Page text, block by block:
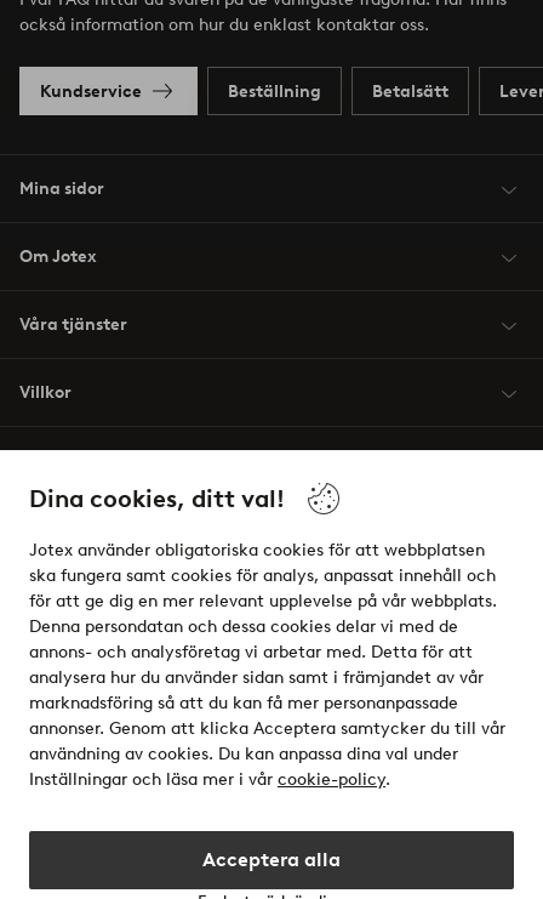
Dina cookies, ditt val!
Jotex använder obligatoriska cookies för att webbplatsen
ska fungera samt cookies för analys, anpassat innehåll och
för att ge dig en mer relevant upplevelse på vår webbplats.
Denna persondatan och dessa cookies delar vi med de
annons- och analysföretag vi arbetar med. Detta för att
analysera hur du använder sidan samt i främjandet av vår
marknadsföring så att du kan få mer personanpassade
annonser. Genom att klicka Acceptera samtycker du till vår
användning av cookies. Du kan anpassa dina val under
Inställningar och läsa mer i vår cookie-policy.
Acceptera alla
också information om hur du enklast kontaktar oss.
Kundservice Beställning Betalsätt
Mina sidor
Om Jotex
Våra tjänster
Villkor
Säkra betalningar - Betala direkt eller dela upp
Vill du veta mer om våra betalalternativ?
elpy